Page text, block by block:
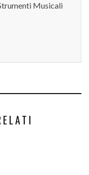
Musicali